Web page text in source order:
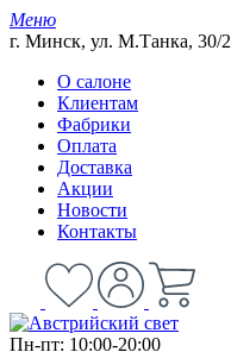
Меню
г. Минск, ул. М.Танка, 30/2
О салоне
Клиентам
Фабрики
Оплата
Доставка
Акции
Новости
Контакты
Пн-пт: 10:00-20:00